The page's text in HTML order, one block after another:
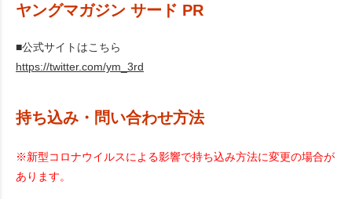
ヤングマガジン サード PR
■公式サイトはこちら
https://twitter.com/ym_3rd
持ち込み・問い合わせ方法
※新型コロナウイルスによる影響で持ち込み方法に変更の場合が
あります。